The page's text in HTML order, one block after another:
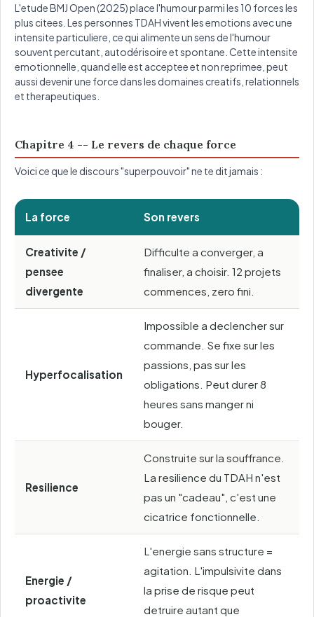
L'etude BMJ Open (2025) place l'humour parmi les 10 forces les
plus citees. Les personnes TDAH vivent les emotions avec une
intensite particuliere, ce qui alimente un sens de l'humour
souvent percutant, autodérisoire et spontane. Cette intensite
emotionnelle, quand elle est acceptee et non reprimee, peut
aussi devenir une force dans les domaines creatifs, relationnels
et therapeutiques.
Chapitre 4 -- Le revers de chaque force
Voici ce que le discours "superpouvoir" ne te dit jamais :
La force Son revers
Creativite /
pensee
divergente
Difficulte a converger, a
finaliser, a choisir. 12 projets
commences, zero fini.
Hyperfocalisation
Impossible a declencher sur
commande. Se fixe sur les
passions, pas sur les
obligations. Peut durer 8
heures sans manger ni
bouger.
Resilience
Construite sur la souffrance.
La resilience du TDAH n'est
pas un "cadeau", c'est une
cicatrice fonctionnelle.
Energie /
proactivite
L'energie sans structure =
agitation. L'impulsivite dans
la prise de risque peut
detruire autant que